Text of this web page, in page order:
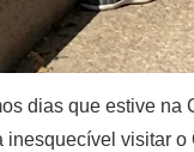
dias que estive na
visitar